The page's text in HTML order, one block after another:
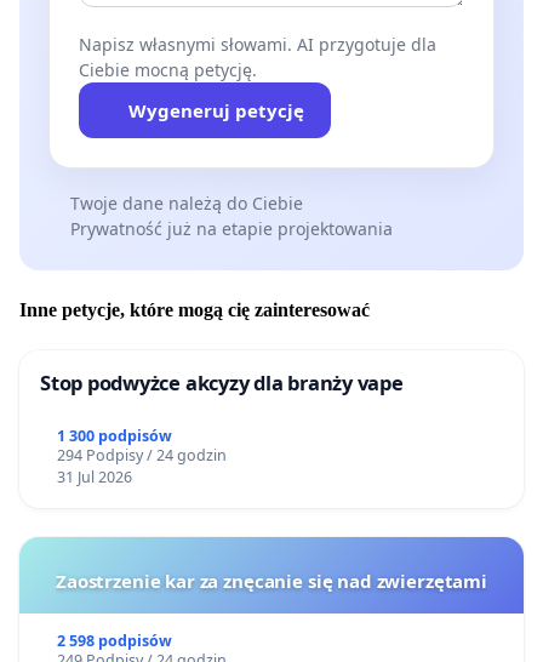
Napisz własnymi słowami. AI przygotuje dla
Ciebie mocną petycję.
Wygeneruj petycję
Twoje dane należą do Ciebie
Prywatność już na etapie projektowania
Inne petycje, które mogą cię zainteresować
Stop podwyżce akcyzy dla branży vape
1 300 podpisów
294 Podpisy / 24 godzin
31 Jul 2026
Zaostrzenie kar za znęcanie się nad zwierzętami
2 598 podpisów